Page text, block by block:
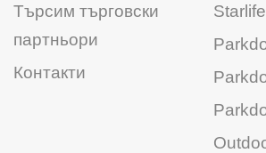
Търсим търговски
партньори
Контакти
Starlife